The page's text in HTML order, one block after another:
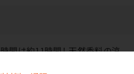
間は約11時間！ 天然香料の涼